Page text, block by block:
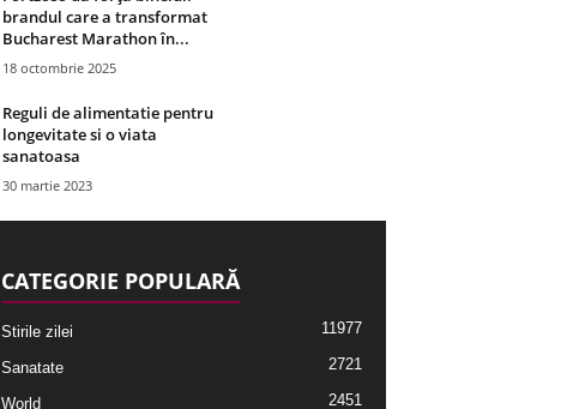
brandul care a transformat
Bucharest Marathon în...
18 octombrie 2025
Reguli de alimentatie pentru
longevitate si o viata
sanatoasa
30 martie 2023
CATEGORIE POPULARĂ
Stirile zilei 11977
Sanatate 2721
World 2451